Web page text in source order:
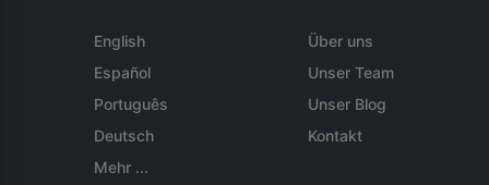
English
Español
Português
Deutsch
Mehr ...
Über uns
Unser Team
Unser Blog
Kontakt